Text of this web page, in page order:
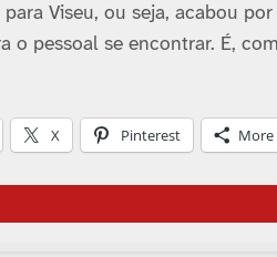
Viseu, ou seja, acabou
o pessoal se encontrar. É,
X Pinterest More